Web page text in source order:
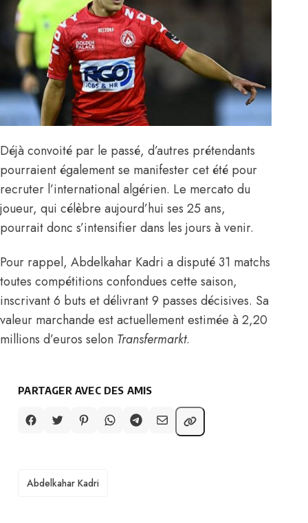
Déjà convoité par le passé, d’autres prétendants
pourraient également se manifester cet été pour
recruter l’international algérien. Le mercato du
joueur, qui célèbre aujourd’hui ses 25 ans,
pourrait donc s’intensifier dans les jours à venir.
Pour rappel, Abdelkahar Kadri a disputé 31 matchs
toutes compétitions confondues cette saison,
inscrivant 6 buts et délivrant 9 passes décisives. Sa
valeur marchande est actuellement estimée à 2,20
millions d’euros selon Transfermarkt.
PARTAGER AVEC DES AMIS
TAGS
Abdelkahar Kadri